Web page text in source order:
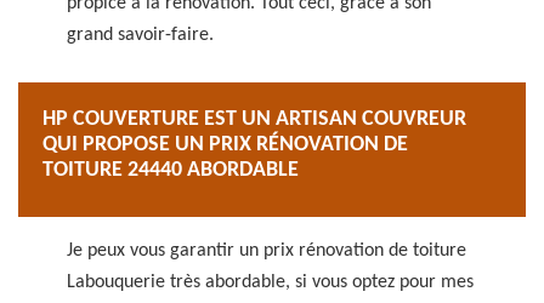
grand savoir-faire.
HP COUVERTURE EST UN ARTISAN COUVREUR
QUI PROPOSE UN PRIX RÉNOVATION DE
TOITURE 24440 ABORDABLE
Je peux vous garantir un prix rénovation de toiture
Labouquerie très abordable, si vous optez pour mes